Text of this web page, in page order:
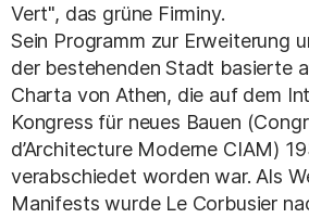
Vert", das grüne Firminy.
Sein Programm zur Erweiterung
der bestehenden Stadt basierte
Charta von Athen, die auf dem
Kongress für neues Bauen
d’Architecture Moderne CIAM)
verabschiedet worden war. Als
Manifests wurde Le Corbusier